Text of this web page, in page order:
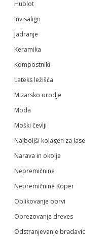
Hublot
Invisalign
Jadranje
Keramika
Kompostniki
Lateks ležišča
Mizarsko orodje
Moda
Moški čevlji
Najboljši kolagen za lase
Narava in okolje
Nepremičnine
Nepremičnine Koper
Oblikovanje obrvi
Obrezovanje dreves
Odstranjevanje bradavic